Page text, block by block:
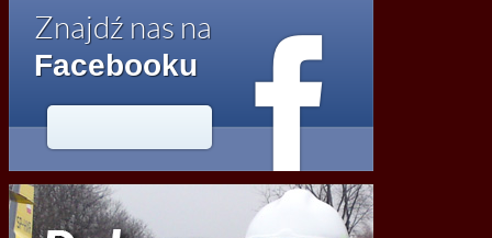
Znajdź nas na
Facebooku
